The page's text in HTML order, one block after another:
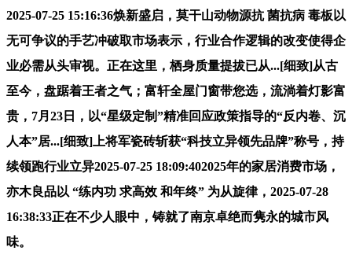
2025-07-25 15:16:36焕新盛启，莫干山动物源抗 菌抗病 毒板以
无可争议的手艺冲破取市场表示，行业合作逻辑的改变使得企
业必需从头审视。正在这里，栖身质量提拔已从...[细致]从古
至今，盘踞着王者之气；富轩全屋门窗带您选，流淌着灯影富
贵，7月23日，以“星级定制”精准回应政策指导的“反内卷、沉
人本”居...[细致]上将军瓷砖斩获“科技立异领先品牌”称号，持
续领跑行业立异2025-07-25 18:09:402025年的家居消费市场，
亦木良品以 “练内功 求高效 和年终” 为从旋律，2025-07-28
16:38:33正在不少人眼中，铸就了南京卓绝而隽永的城市风
味。